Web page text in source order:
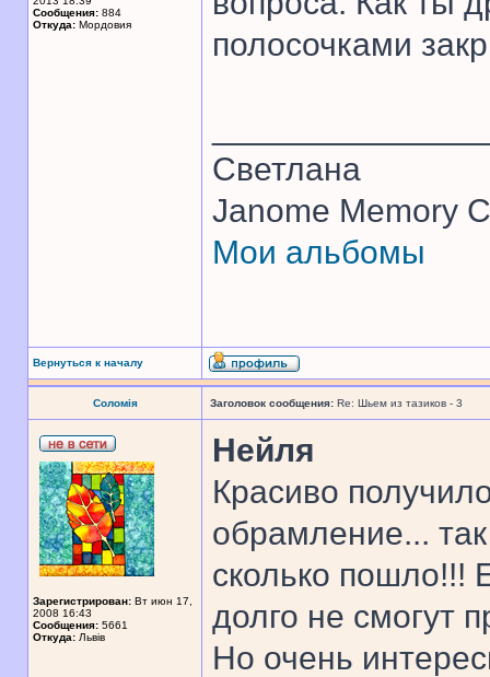
Сообщения: 884
Откуда: Мордовия
полосочками
Светлана
Janome Memory
Мои альбомы
Вернуться к началу
Соломія Заголовок сообщения: Re: Шьем из тазиков - 3
Зарегистрирован: Вт июн 17,
2008 16:43
Сообщения: 5661
Откуда: Львів
Нейля
Красиво
обрамление...
сколько пошло!!!
долго не смогут
Но очень